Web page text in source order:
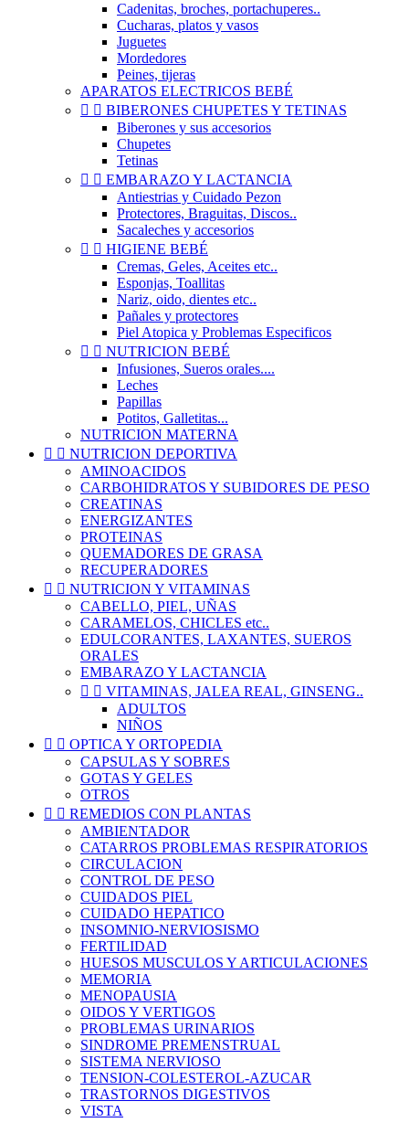
Cadenitas, broches, portachuperes..
Cucharas, platos y vasos
Juguetes
Mordedores
Peines, tijeras
APARATOS ELECTRICOS BEBÉ
  BIBERONES CHUPETES Y TETINAS
Biberones y sus accesorios
Chupetes
Tetinas
  EMBARAZO Y LACTANCIA
Antiestrias y Cuidado Pezon
Protectores, Braguitas, Discos..
Sacaleches y accesorios
  HIGIENE BEBÉ
Cremas, Geles, Aceites etc..
Esponjas, Toallitas
Nariz, oido, dientes etc..
Pañales y protectores
Piel Atopica y Problemas Especificos
  NUTRICION BEBÉ
Infusiones, Sueros orales....
Leches
Papillas
Potitos, Galletitas...
NUTRICION MATERNA
  NUTRICION DEPORTIVA
AMINOACIDOS
CARBOHIDRATOS Y SUBIDORES DE PESO
CREATINAS
ENERGIZANTES
PROTEINAS
QUEMADORES DE GRASA
RECUPERADORES
  NUTRICION Y VITAMINAS
CABELLO, PIEL, UÑAS
CARAMELOS, CHICLES etc..
EDULCORANTES, LAXANTES, SUEROS
ORALES
EMBARAZO Y LACTANCIA
  VITAMINAS, JALEA REAL, GINSENG..
ADULTOS
NIÑOS
  OPTICA Y ORTOPEDIA
CAPSULAS Y SOBRES
GOTAS Y GELES
OTROS
  REMEDIOS CON PLANTAS
AMBIENTADOR
CATARROS PROBLEMAS RESPIRATORIOS
CIRCULACION
CONTROL DE PESO
CUIDADOS PIEL
CUIDADO HEPATICO
INSOMNIO-NERVIOSISMO
FERTILIDAD
HUESOS MUSCULOS Y ARTICULACIONES
MEMORIA
MENOPAUSIA
OIDOS Y VERTIGOS
PROBLEMAS URINARIOS
SINDROME PREMENSTRUAL
SISTEMA NERVIOSO
TENSION-COLESTEROL-AZUCAR
TRASTORNOS DIGESTIVOS
VISTA